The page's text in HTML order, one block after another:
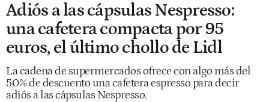
Adiós a las cápsulas Nespresso:
una cafetera compacta por 95
euros, el último chollo de Lidl
La cadena de supermercados ofrece con algo más del
50% de descuento una cafetera espresso para decir
adiós a las cápsulas Nespresso.